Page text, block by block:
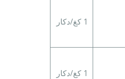
1 كغ/دكار
1 كغ/دكار